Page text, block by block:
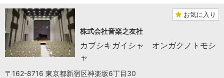
お気に入り
株式会社音楽之友社
カブシキガイシャ オンガクノトモシ
ャ
〒162-8716 東京都新宿区神楽坂6丁目30